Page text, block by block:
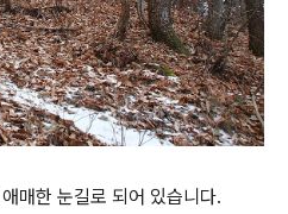
매한 눈길로 되어 있습니다.